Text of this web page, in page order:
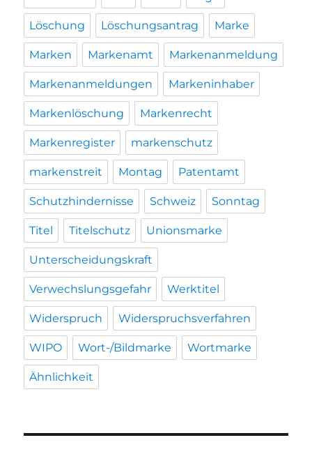
Löschung Löschungsantrag Marke
Marken Markenamt Markenanmeldung
Markenanmeldungen Markeninhaber
Markenlöschung Markenrecht
Markenregister markenschutz
markenstreit Montag Patentamt
Schutzhindernisse Schweiz Sonntag
Titel Titelschutz Unionsmarke
Unterscheidungskraft
Verwechslungsgefahr Werktitel
Widerspruch Widerspruchsverfahren
WIPO Wort-/Bildmarke Wortmarke
Ähnlichkeit